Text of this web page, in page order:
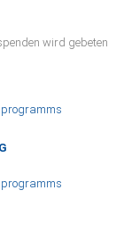
wird gebeten